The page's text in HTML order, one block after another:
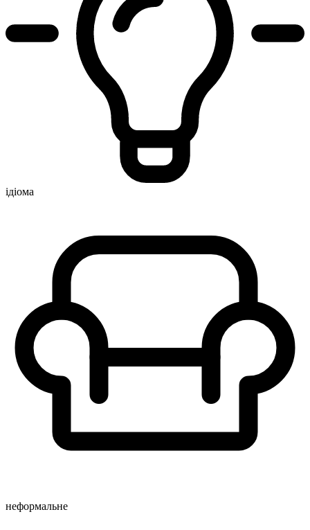
ідіома
неформальне